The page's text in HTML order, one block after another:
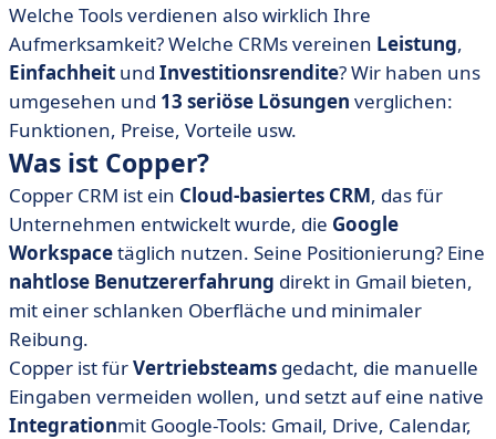
Welche Tools verdienen also wirklich Ihre
Aufmerksamkeit? Welche CRMs vereinen Leistung,
Einfachheit und Investitionsrendite? Wir haben uns
umgesehen und 13 seriöse Lösungen verglichen:
Funktionen, Preise, Vorteile usw.
Was ist Copper?
Copper CRM ist ein Cloud-basiertes CRM, das für
Unternehmen entwickelt wurde, die Google
Workspacetäglich nutzen. Seine Positionierung? Eine
nahtlose Benutzererfahrung direkt in Gmail bieten,
mit einer schlanken Oberfläche und minimaler
Reibung.
Copper ist fürVertriebsteams gedacht, die manuelle
Eingaben vermeiden wollen, und setzt auf eine native
Integrationmit Google-Tools: Gmail, Drive, Calendar,